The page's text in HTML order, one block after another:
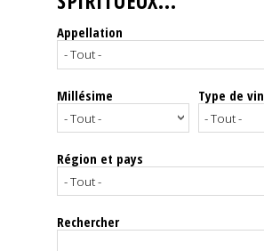
Nos
Spiritueux
Notes
dégustation
Appellation
Millésime Type de vin
Région et pays
Rechercher